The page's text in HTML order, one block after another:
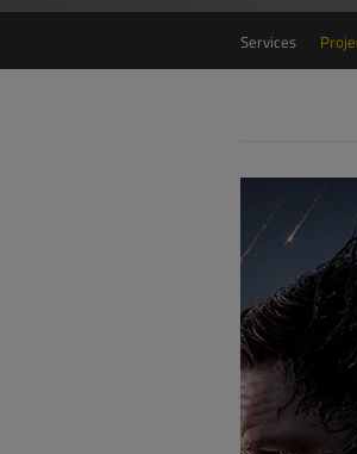
Services